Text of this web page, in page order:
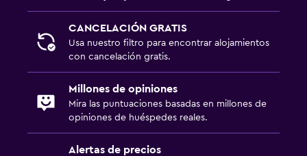
CANCELACIÓN GRATIS
Usa nuestro filtro para encontrar alojamientos
con cancelación gratis.
Millones de opiniones
Mira las puntuaciones basadas en millones de
opiniones de huéspedes reales.
Alertas de precios